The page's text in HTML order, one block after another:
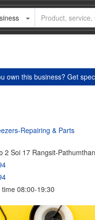
own this business? Get
Repairing & Parts
2 Soi 17 Rangsit-
08:00-19:30